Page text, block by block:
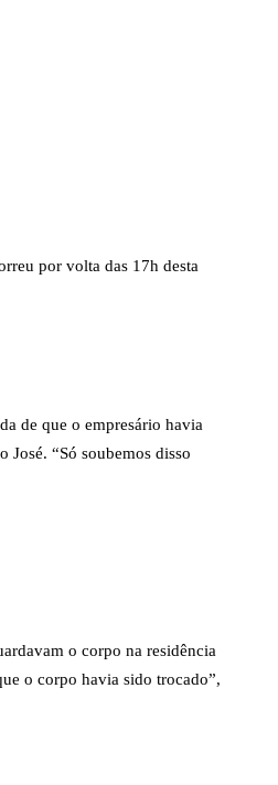
por volta das 17h desta
de que o empresário havia
“Só soubemos disso
o corpo na residência
o corpo havia sido trocado”,